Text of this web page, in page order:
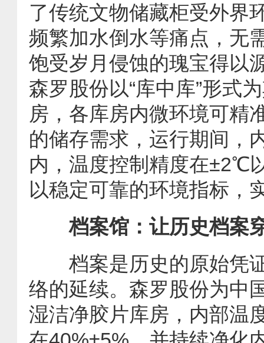
了传统文物储藏柜受外界
频繁加水倒水等痛点，无
饱受岁月侵蚀的瑰宝得以
森罗股份以“库中库”形式
房，各库房内微环境可精
的储存需求，运行期间，
内，温度控制精度在±2℃
以稳定可靠的环境指标，
档案馆：让历史档案
档案是历史的原始凭证
络的延续。森罗股份为中
湿洁净胶片库房，内部温